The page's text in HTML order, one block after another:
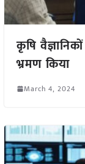
कृषि
भ्रमण किया
March 4, 2024